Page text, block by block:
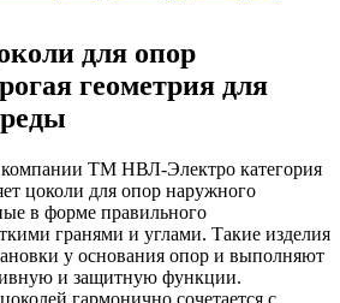
для опор
геометрия для
компании ТМ НВЛ-Электро категория
цоколи для опор наружного
в форме правильного
гранями и углами. Такие изделия
у основания опор и выполняют
и защитную функции.